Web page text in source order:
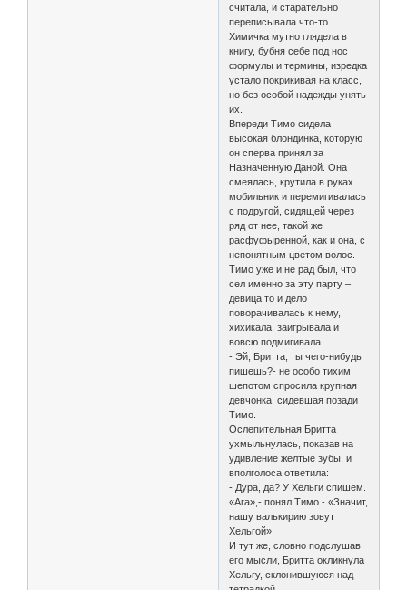
считала, и старательно
переписывала что-то.
Химичка мутно глядела в
книгу, бубня себе под нос
формулы и термины, изредка
устало покрикивая на класс,
но без особой надежды унять
их.
Впереди Тимо сидела
высокая блондинка, которую
он сперва принял за
Назначенную Даной. Она
смеялась, крутила в руках
мобильник и перемигивалась
с подругой, сидящей через
ряд от нее, такой же
расфуфыренной, как и она, с
непонятным цветом волос.
Тимо уже и не рад был, что
сел именно за эту парту –
девица то и дело
поворачивалась к нему,
хихикала, заигрывала и
вовсю подмигивала.
- Эй, Бритта, ты чего-нибудь
пишешь?- не особо тихим
шепотом спросила крупная
девчонка, сидевшая позади
Тимо.
Ослепительная Бритта
ухмыльнулась, показав на
удивление желтые зубы, и
вполголоса ответила:
- Дура, да? У Хельги спишем.
«Ага»,- понял Тимо.- «Значит,
нашу валькирию зовут
Хельгой».
И тут же, словно подслушав
его мысли, Бритта окликнула
Хельгу, склонившуюся над